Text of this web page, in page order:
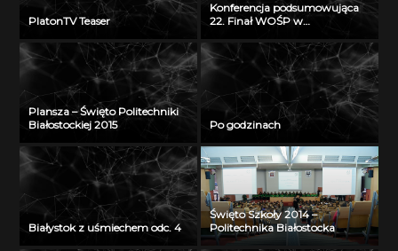
PlatonTV Teaser
Konferencja podsumowująca
22. Finał WOŚP w
Plansza – Święto Politechniki
Białostockiej 2015
Po godzinach
Białystok z uśmiechem odc. 4
Święto Szkoły 2014 –
Politechnika Białostocka